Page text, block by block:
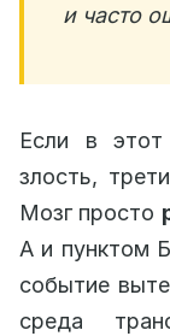
и часто
Если в этот
злость,
Мозг просто
А и пунктом
событие
среда